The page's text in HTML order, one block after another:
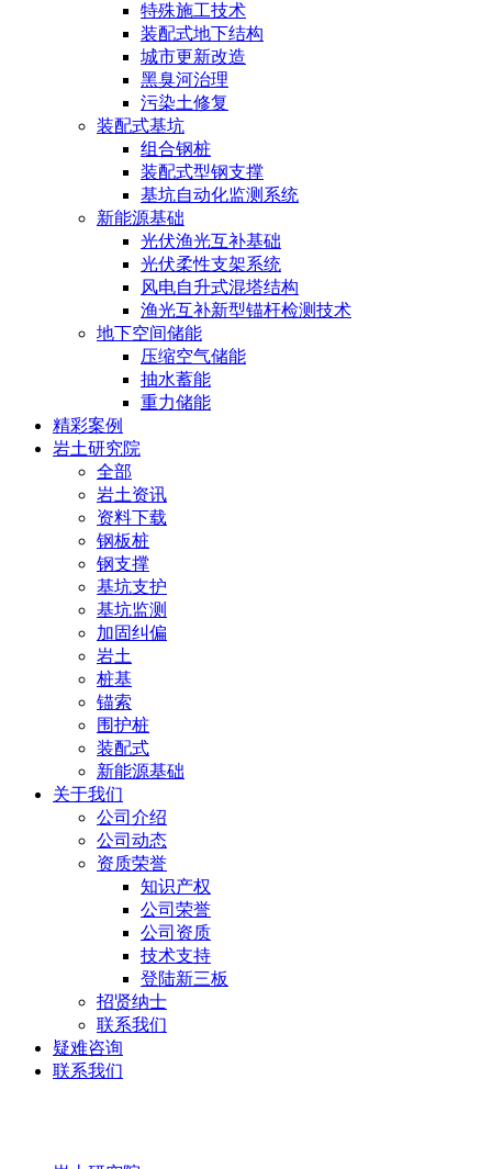
特殊施工技术
装配式地下结构
城市更新改造
黑臭河治理
污染土修复
装配式基坑
组合钢桩
装配式型钢支撑
基坑自动化监测系统
新能源基础
光伏渔光互补基础
光伏柔性支架系统
风电自升式混塔结构
渔光互补新型锚杆检测技术
地下空间储能
压缩空气储能
抽水蓄能
重力储能
精彩案例
岩土研究院
全部
岩土资讯
资料下载
钢板桩
钢支撑
基坑支护
基坑监测
加固纠偏
岩土
桩基
锚索
围护桩
装配式
新能源基础
关于我们
公司介绍
公司动态
资质荣誉
知识产权
公司荣誉
公司资质
技术支持
登陆新三板
招贤纳士
联系我们
疑难咨询
联系我们